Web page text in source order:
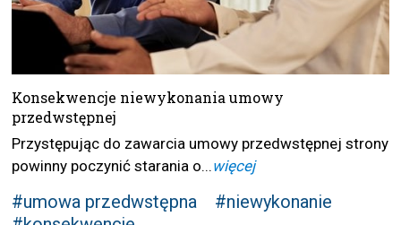
Konsekwencje niewykonania umowy
przedwstępnej
Przystępując do zawarcia umowy przedwstępnej strony
powinny poczynić starania o...więcej
#umowa przedwstępna
#niewykonanie